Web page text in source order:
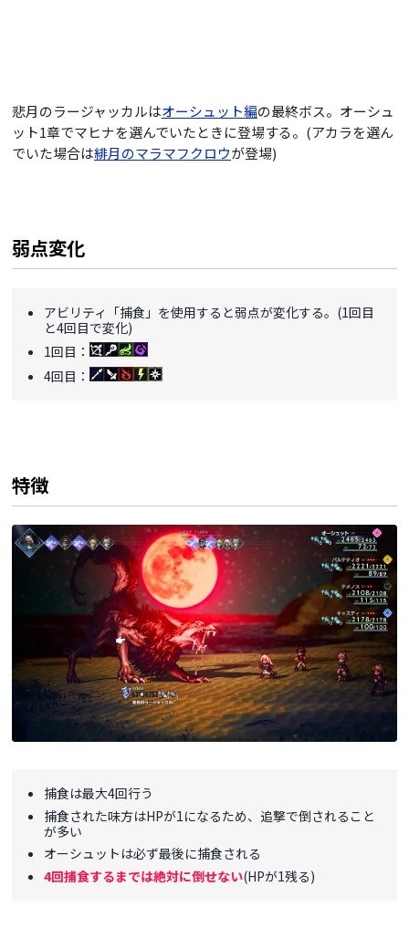
悲月のラージャッカルはオーシュット編の最終ボス。オーシュ
ット1章でマヒナを選んでいたときに登場する。(アカラを選ん
でいた場合は緋月のマラマフクロウが登場)
弱点変化
アビリティ「捕食」を使用すると弱点が変化する。(1回目
と4回目で変化)
1回目：
4回目：
特徴
捕食は最大4回行う
捕食された味方はHPが1になるため、追撃で倒されること
が多い
オーシュットは必ず最後に捕食される
4回捕食するまでは絶対に倒せない(HPが1残る)